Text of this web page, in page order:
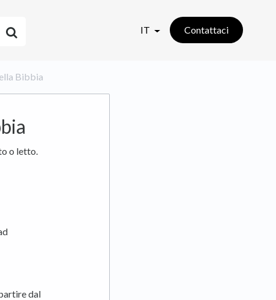
IT Contattaci
Bibbia
o letto.
dal